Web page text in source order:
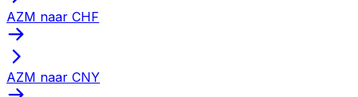
AZM naar CHF
AZM naar CNY